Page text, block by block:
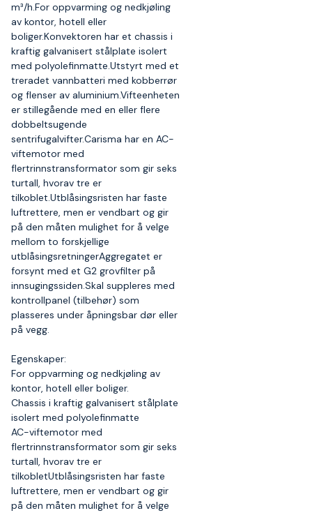
m³/h.For oppvarming og nedkjøling
av kontor, hotell eller
boliger.Konvektoren har et chassis i
kraftig galvanisert stålplate isolert
med polyolefinmatte.Utstyrt med et
treradet vannbatteri med kobberrør
og flenser av aluminium.Vifteenheten
er stillegående med en eller flere
dobbeltsugende
sentrifugalvifter.Carisma har en AC-
viftemotor med
flertrinnstransformator som gir seks
turtall, hvorav tre er
tilkoblet.Utblåsingsristen har faste
luftrettere, men er vendbart og gir
på den måten mulighet for å velge
mellom to forskjellige
utblåsingsretningerAggregatet er
forsynt med et G2 grovfilter på
innsugingssiden.Skal suppleres med
kontrollpanel (tilbehør) som
plasseres under åpningsbar dør eller
på vegg.
Egenskaper:
For oppvarming og nedkjøling av
kontor, hotell eller boliger.
Chassis i kraftig galvanisert stålplate
isolert med polyolefinmatte
AC-viftemotor med
flertrinnstransformator som gir seks
turtall, hvorav tre er
tilkobletUtblåsingsristen har faste
luftrettere, men er vendbart og gir
på den måten mulighet for å velge